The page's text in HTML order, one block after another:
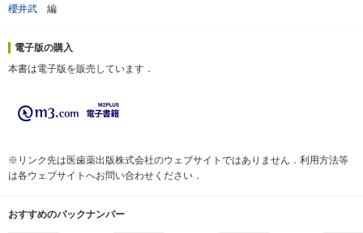
櫻井武 編
電子版の購入
本書は電子版を販売しています．
※リンク先は医歯薬出版株式会社のウェブサイトではありません．利用方法等
は各ウェブサイトへお問い合わせください．
おすすめのバックナンバー